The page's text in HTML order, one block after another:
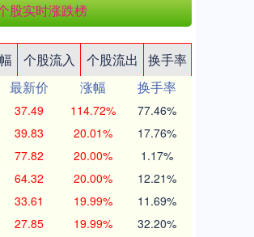
股实时涨跌榜
个股流入 个股流出
换手率
最新价 涨幅
换手率
37.49 114.72% 77.46%
39.83 20.01% 17.76%
77.82 20.00% 1.17%
64.32 20.00% 12.21%
33.61 19.99% 11.69%
27.85 19.99% 32.20%